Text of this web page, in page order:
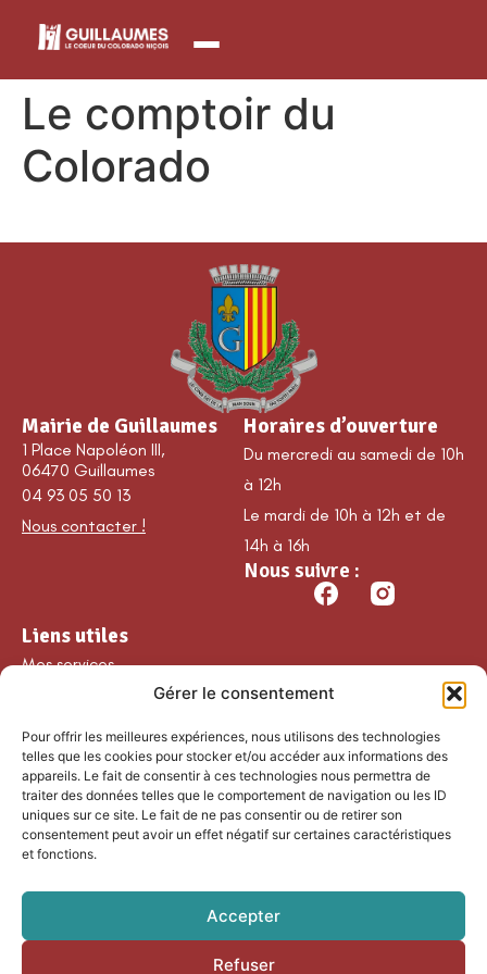
Gérer le consentement
Pour offrir les meilleures expériences, nous utilisons des technologies
telles que les cookies pour stocker et/ou accéder aux informations des
appareils. Le fait de consentir à ces technologies nous permettra de
traiter des données telles que le comportement de navigation ou les ID
uniques sur ce site. Le fait de ne pas consentir ou de retirer son
consentement peut avoir un effet négatif sur certaines caractéristiques
et fonctions.
Accepter
Refuser
principal
Le comptoir du
Colorado
Mairie de Guillaumes
1 Place Napoléon III,
06470 Guillaumes
04 93 05 50 13
Nous contacter !
Horaires d’ouverture
Du mercredi au samedi de 10h
à 12h
Le mardi de 10h à 12h et de
14h à 16h
Nous suivre :
Liens utiles
Mes services
Nos loisirs
Agenda
Les temps forts
Partenaires et